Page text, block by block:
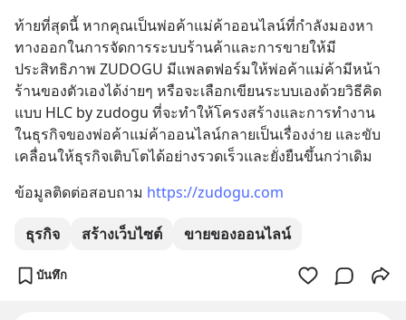
ท้ายที่สุดนี้ หากคุณเป็นพ่อค้าแม่ค้าออนไลน์ที่กำลังมองหา
ทางออกในการจัดการระบบร้านค้าและการขายให้มี
ประสิทธิภาพ ZUDOGU มีแพลตฟอร์มให้พ่อค้าแม่ค้ามีหน้า
ร้านของตัวเองได้ง่ายๆ หรือจะเลือกเขียนระบบเองด้วยวิธีคิด
แบบ HLC by zudogu ที่จะทำให้โครงสร้างและการทำงาน
ในธุรกิจของพ่อค้าแม่ค้าออนไลน์กลายเป็นเรื่องง่าย และขับ
เคลื่อนให้ธุรกิจเติบโตได้อย่างรวดเร็วและยั่งยืนขึ้นกว่าเดิม
ข้อมูลติดต่อสอบถาม https://zudogu.com
ธุรกิจ สร้างเว็บไซต์ ขายของออนไลน์
บันทึก